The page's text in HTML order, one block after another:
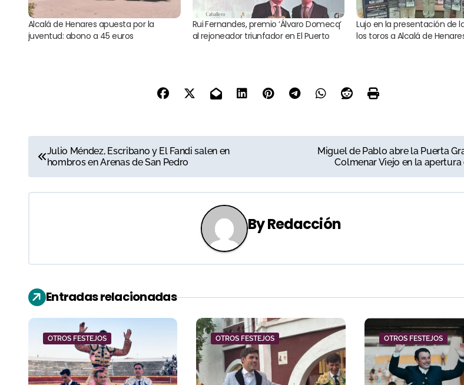
Alcalá de Henares apuesta por la
juventud: abono a 45 euros
Rui Fernandes, premio ‘Álvaro Domecq’
al rejoneador triunfador en El Puerto
Lujo en la presentación de
los toros a Alcalá de
N
a
v
a
c
i
n
Julio Méndez, Escribano y El Fandi salen en
hombros en Arenas de San Pedro
Miguel de Pablo abre la Puerta
Colmenar Viejo en la apertura
ByRedacción
Entradas relacionadas
OTROS FESTEJOS OTROS FESTEJOS OTROS FESTEJOS